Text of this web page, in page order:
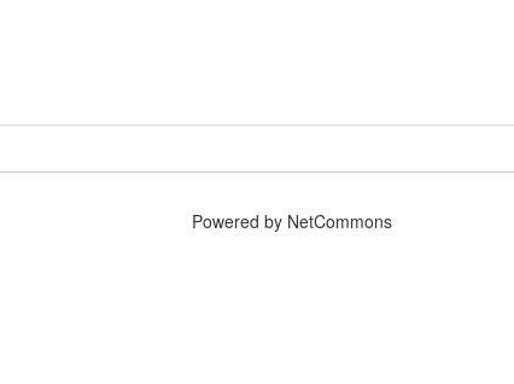
Powered by NetCommons